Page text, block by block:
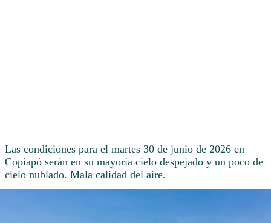
Las condiciones para el martes 30 de junio de 2026 en
Copiapó serán en su mayoría cielo despejado y un poco de
cielo nublado. Mala calidad del aire.